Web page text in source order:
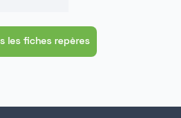
les fiches repères